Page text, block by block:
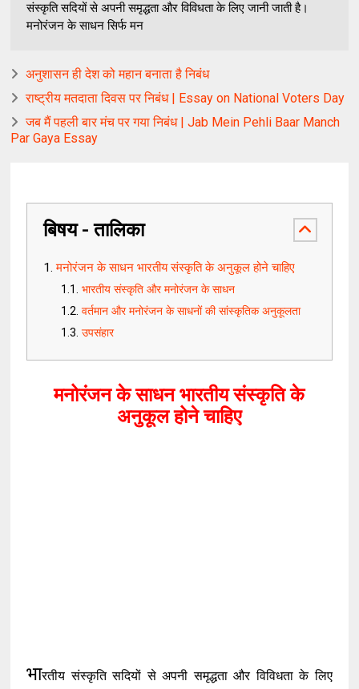
संस्कृति सदियों से अपनी समृद्धता और विविधता के लिए जानी जाती है।
मनोरंजन के साधन सिर्फ मन
अनुशासन ही देश को महान बनाता है निबंध
राष्ट्रीय मतदाता दिवस पर निबंध | Essay on National Voters Day
जब मैं पहली बार मंच पर गया निबंध | Jab Mein Pehli Baar Manch
Par Gaya Essay
बिषय - तालिका
मनोरंजन के साधन भारतीय संस्कृति के अनुकूल होने चाहिए
भारतीय संस्कृति और मनोरंजन के साधन
वर्तमान और मनोरंजन के साधनों की सांस्कृतिक अनुकूलता
उपसंहार
मनोरंजन के साधन भारतीय संस्कृति के
अनुकूल होने चाहिए
भारतीय संस्कृति सदियों से अपनी समृद्धता और विविधता के लिए